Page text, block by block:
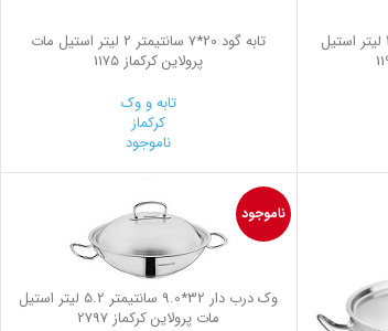
تابه تخت 28*5.5 سانتیمتر 2.7 لیتر استیل
تابه گود 20*7 سانتیمتر 2 لیتر استیل مات
پرولاین کرکماز 1175
تابه و وک
کرکماز
ناموجود
ناموجود
وک درب دار 32*9.0 سانتیمتر 5.2 لیتر استیل
مات پرولاین کرکماز 2797